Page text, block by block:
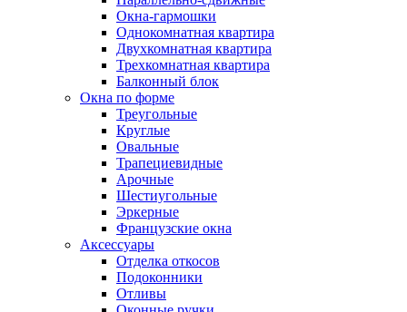
Окна-гармошки
Однокомнатная квартира
Двухкомнатная квартира
Трехкомнатная квартира
Балконный блок
Окна по форме
Треугольные
Круглые
Овальные
Трапециевидные
Арочные
Шестиугольные
Эркерные
Французские окна
Аксессуары
Отделка откосов
Подоконники
Отливы